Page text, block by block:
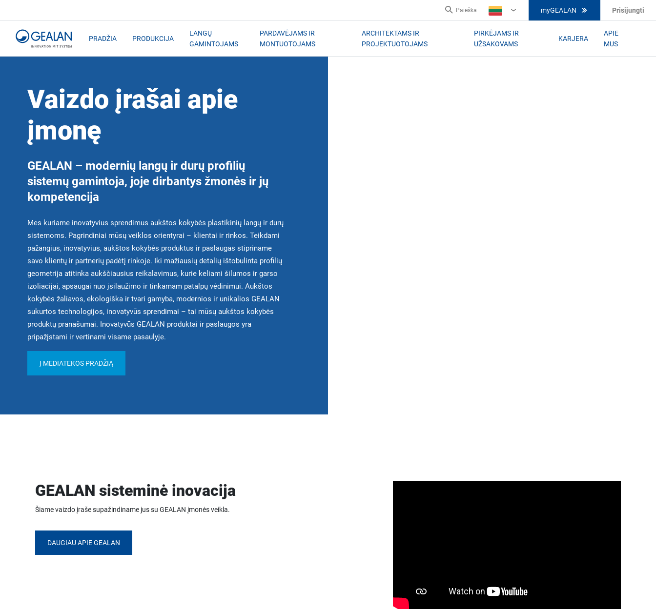
Paieška
LT
myGEALAN Prisijungti
PRADŽIA PRODUKCIJA
LANGŲ
GAMINTOJAMS
PARDAVĖJAMS IR
MONTUOTOJAMS
ARCHITEKTAMS IR
PROJEKTUOTOJAMS
PIRKĖJAMS IR
UŽSAKOVAMS
KARJERA
APIE
MUS
Vaizdo įrašai apie
įmonę
GEALAN – modernių langų ir durų profilių
sistemų gamintoja, joje dirbantys žmonės ir jų
kompetencija
Mes kuriame inovatyvius sprendimus aukštos kokybės plastikinių langų ir durų
sistemoms. Pagrindiniai mūsų veiklos orientyrai – klientai ir rinkos. Teikdami
pažangius, inovatyvius, aukštos kokybės produktus ir paslaugas stipriname
savo klientų ir partnerių padėtį rinkoje. Iki mažiausių detalių ištobulinta profilių
geometrija atitinka aukščiausius reikalavimus, kurie keliami šilumos ir garso
izoliacijai, apsaugai nuo įsilaužimo ir tinkamam patalpų vėdinimui. Aukštos
kokybės žaliavos, ekologiška ir tvari gamyba, modernios ir unikalios GEALAN
sukurtos technologijos, inovatyvūs sprendimai – tai mūsų aukštos kokybės
produktų pranašumai. Inovatyvūs GEALAN produktai ir paslaugos yra
pripažįstami ir vertinami visame pasaulyje.
Į MEDIATEKOS PRADŽIĄ
GEALAN sisteminė inovacija
Šiame vaizdo įraše supažindiname jus su GEALAN įmonės veikla.
DAUGIAU APIE GEALAN